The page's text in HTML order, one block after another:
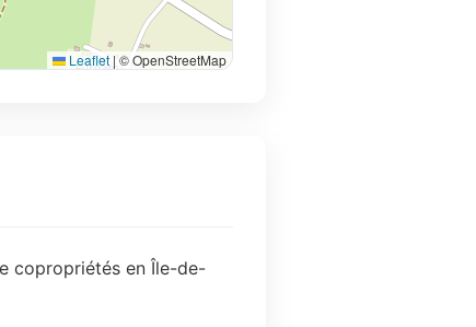
Leaflet | © OpenStreetMap
copropriétés en Île-de-